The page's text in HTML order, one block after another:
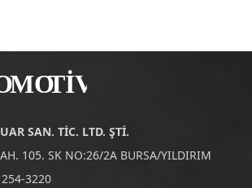
SAN. TİC. LTD. ŞTİ.
105. SK NO:26/2A BURSA/YILDIRIM
3220